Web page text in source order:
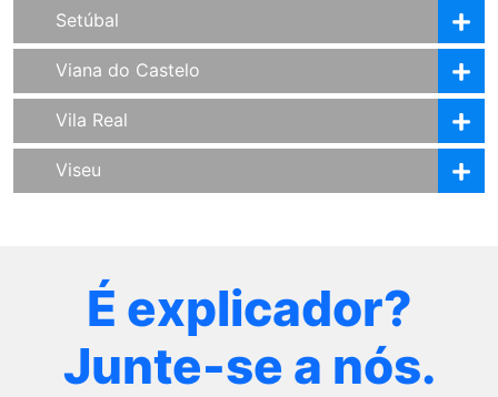
Setúbal
Viana do Castelo
Vila Real
Viseu
É explicador?
Junte-se a nós.